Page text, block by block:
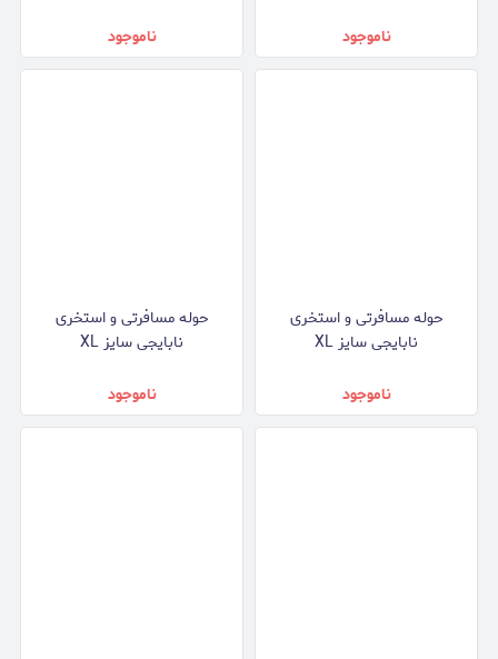
ناموجود ناموجود
حوله مسافرتی و استخری
نابایجی سایز XL
ناموجود
حوله مسافرتی و استخری
نابایجی سایز XL
ناموجود